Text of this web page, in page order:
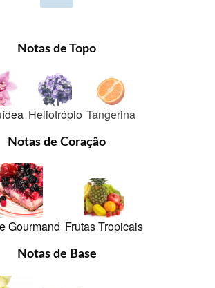
vote
Notas de Topo
Heliotrópio Tangerina
Notas de Coração
Gourmand Frutas Tropicais
Notas de Base